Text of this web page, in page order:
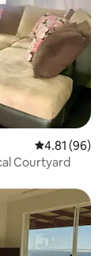
Calificación
4.81 (96)
Courtyard